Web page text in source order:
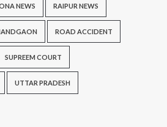
NEWS RAIPUR NEWS
ROAD ACCIDENT
SUPREEM COURT
UTTAR PRADESH